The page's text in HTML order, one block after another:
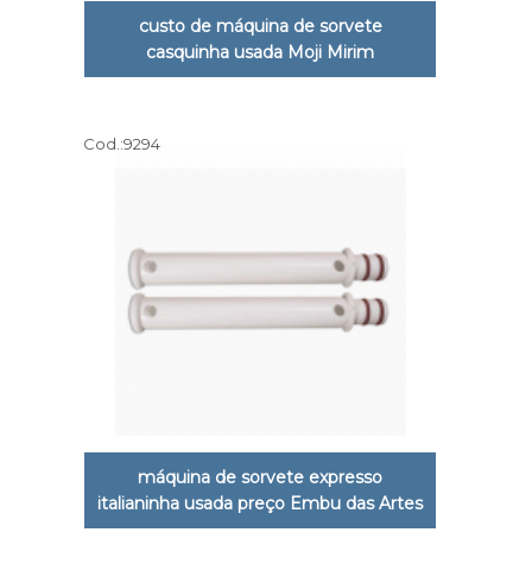
custo de máquina de sorvete
casquinha usada Moji Mirim
Cod.:9294
máquina de sorvete expresso
italianinha usada preço Embu das Artes